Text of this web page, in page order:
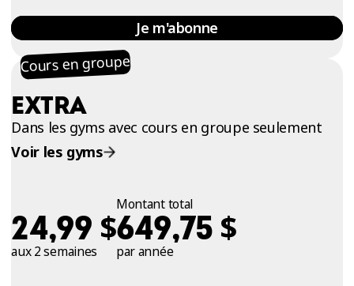
Je m'abonne
Cours en groupe
EXTRA
Dans les gyms avec cours en groupe seulement
Voir les gyms
24,99 $
aux 2 semaines
Montant total
649,75 $
par année